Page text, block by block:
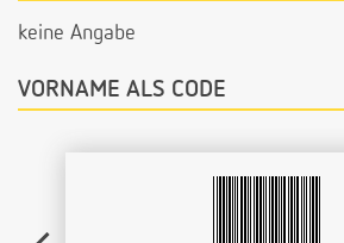
keine Angabe
VORNAME ALS CODE